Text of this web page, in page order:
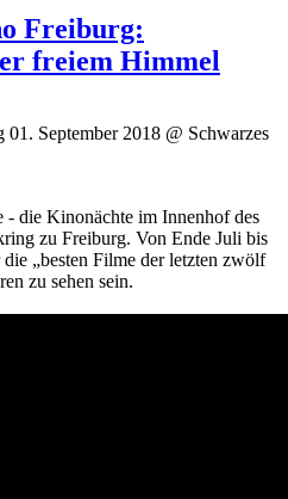
Freiburg:
freiem Himmel
01. September 2018 @ Schwarzes
- die Kinonächte im Innenhof des
zu Freiburg. Von Ende Juli bis
„besten Filme der letzten zwölf
zu sehen sein.